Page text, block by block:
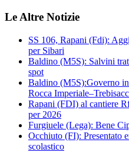
Le Altre Notizie
SS 106, Rapani (Fdi):
per Sibari
Baldino (M5S): Salvini
spot
Baldino (M5S):Governo
Rocca
Rapani (FDI) al cantiere
per 2026
Furgiuele (Lega): Bene
Occhiuto (FI): Presentato
scolastico